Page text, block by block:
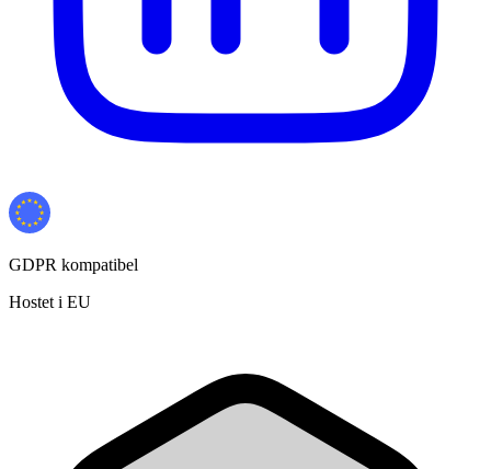
GDPR kompatibel
Hostet i EU